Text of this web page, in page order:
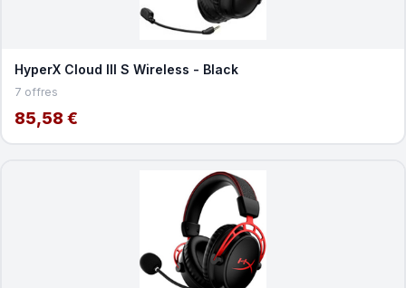
HyperX Cloud III S Wireless - Black
7 offres
85,58 €